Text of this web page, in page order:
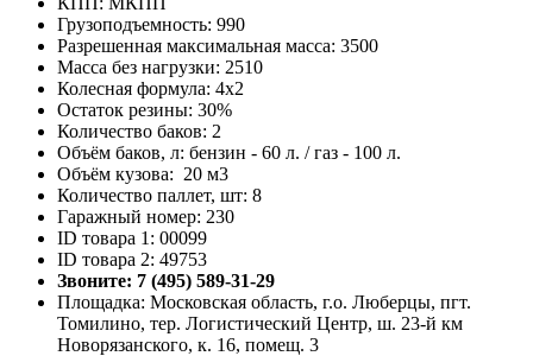
Грузоподъемность: 990
Разрешенная максимальная масса: 3500
Масса без нагрузки: 2510
Колесная формула: 4x2
Остаток резины: 30%
Количество баков: 2
Объём баков, л: бензин - 60 л. / газ - 100 л.
Объём кузова: 20 м3
Количество паллет, шт: 8
Гаражный номер: 230
ID товара 1: 00099
ID товара 2: 49753
Звоните: 7 (495) 589-31-29
Площадка: Московская область, г.о. Люберцы, пгт.
Томилино, тер. Логистический Центр, ш. 23-й км
Новорязанского, к. 16, помещ. 3